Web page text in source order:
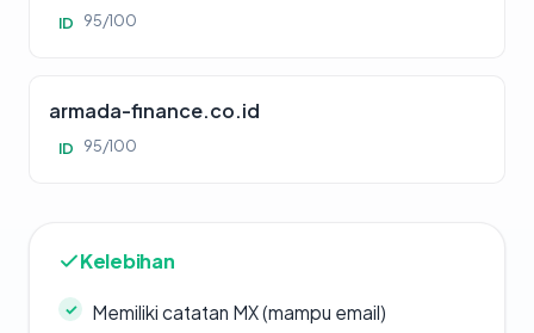
ID 95/100
armada-finance.co.id
ID 95/100
Kelebihan
Memiliki catatan MX (mampu email)